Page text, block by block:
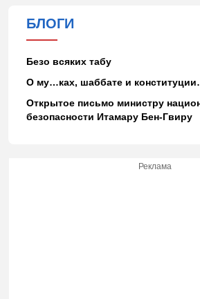
БЛОГИ
Безо всяких табу
О му…ках, шаббате и
Открытое письмо министру
безопасности Итамару Бен-Гвиру
Реклама